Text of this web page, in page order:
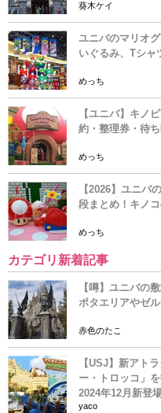
葵木ケイ
ユニバのマリオ
いぐるみ、Tシャ
めっち
【ユニバ】キノ
約・整理券・待
めっち
【2026】ユニバ
段まとめ！キノ
めっち
カテゴリ新着記事
【噂】ユニバの
ポタエリアやゼ
赤色のたこ
【USJ】新アト
ー・トロッコ」
2024年12月新登
yaco